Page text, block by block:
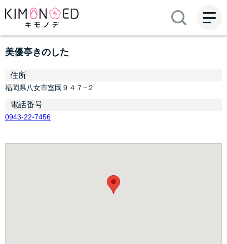
ME
NU
美優亭きのした
住所
福岡県八女市室岡９４７−２
電話番号
0943-22-7456